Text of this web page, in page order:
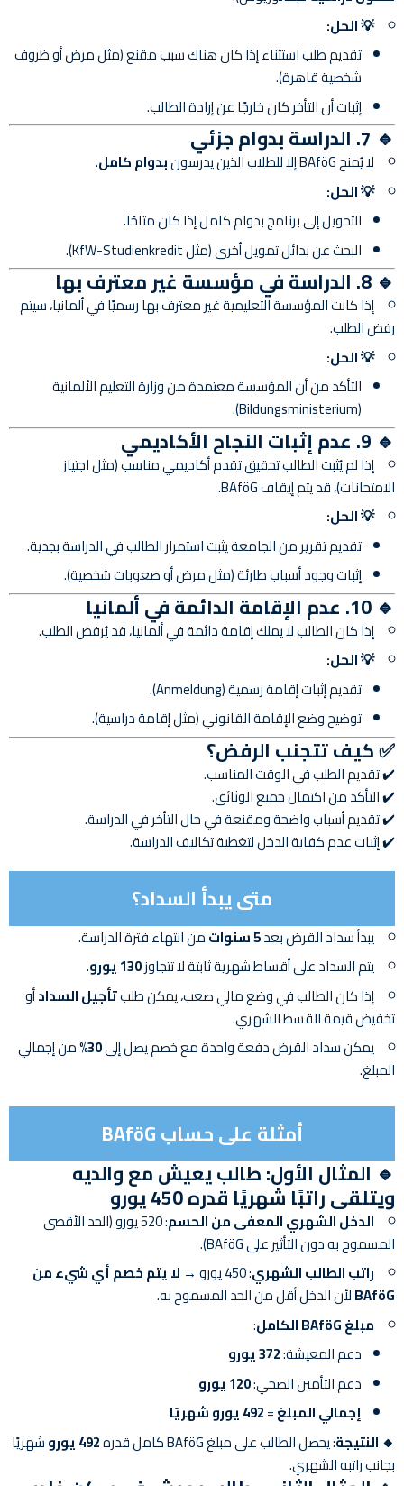
💡 الحل:
تقديم طلب استثناء إذا كان هناك سبب مقنع (مثل مرض أو ظروف
شخصية قاهرة).
إثبات أن التأخر كان خارجًا عن إرادة الطالب.
🔹 7. الدراسة بدوام جزئي
لا يُمنح BAföG إلا للطلاب الذين يدرسون بدوام كامل.
💡 الحل:
التحويل إلى برنامج بدوام كامل إذا كان متاحًا.
البحث عن بدائل تمويل أخرى (مثل KfW-Studienkredit).
🔹 8. الدراسة في مؤسسة غير معترف بها
إذا كانت المؤسسة التعليمية غير معترف بها رسميًا في ألمانيا، سيتم
رفض الطلب.
💡 الحل:
التأكد من أن المؤسسة معتمدة من وزارة التعليم الألمانية
(Bildungsministerium).
🔹 9. عدم إثبات النجاح الأكاديمي
إذا لم يُثبت الطالب تحقيق تقدم أكاديمي مناسب (مثل اجتياز
الامتحانات)، قد يتم إيقاف BAföG.
💡 الحل:
تقديم تقرير من الجامعة يثبت استمرار الطالب في الدراسة بجدية.
إثبات وجود أسباب طارئة (مثل مرض أو صعوبات شخصية).
🔹 10. عدم الإقامة الدائمة في ألمانيا
إذا كان الطالب لا يملك إقامة دائمة في ألمانيا، قد يُرفض الطلب.
💡 الحل:
تقديم إثبات إقامة رسمية (Anmeldung).
توضيح وضع الإقامة القانوني (مثل إقامة دراسية).
✅كيف تتجنب الرفض؟
✔️ تقديم الطلب في الوقت المناسب.
✔️ التأكد من اكتمال جميع الوثائق.
✔️ تقديم أسباب واضحة ومقنعة في حال التأخر في الدراسة.
✔️ إثبات عدم كفاية الدخل لتغطية تكاليف الدراسة.
متى يبدأ السداد؟
يبدأ سداد القرض بعد5 سنوات
من انتهاء فترة الدراسة.
يتم السداد على أقساط شهرية ثابتة لا تتجاوز130 يورو
.
إذا كان الطالب في وضع مالي صعب، يمكن طلبتأجيل السدادأو
تخفيض قيمة القسط الشهري.
يمكن سداد القرض دفعة واحدة مع خصم يصل إلى30% من إجمالي
المبلغ.
أمثلة على حساب BAföG
🔹المثال الأول: طالب يعيش مع والديه
ويتلقى راتبًا شهريًا قدره 450 يورو
الدخل الشهري المعفى من الحسم
: 520 يورو (الحد الأقصى
المسموح به دون التأثير على BAföG).
راتب الطالب الشهري: 450 يورو →
لا يتم خصم أي شيء من
BAföGلأن الدخل أقل من الحد المسموح به.
مبلغ BAföG الكامل
:
دعم المعيشة:372 يورو
دعم التأمين الصحي:120 يورو
إجمالي المبلغ=492 يورو شهريًا
🔸 النتيجة: يحصل الطالب على مبلغ BAföG كامل قدره 492 يورو
شهريًا
بجانب راتبه الشهري.